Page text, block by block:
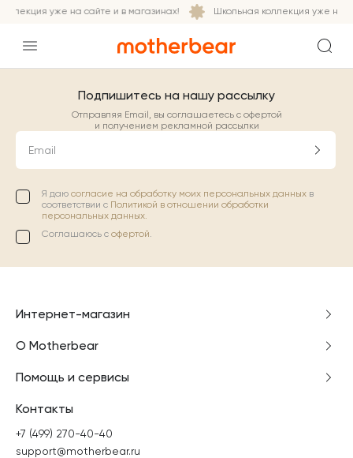
уже на сайте и в магазинах! Школьная коллекция уже на
Подпишитесь на нашу рассылку
Отправляя Email, вы соглашаетесь с офертой
и получением рекламной рассылки
Email
Я даю согласие на обработку моих персональных данных в
соответствии с Политикой в отношении обработки
персональных данных.
Соглашаюсь с офертой.
Интернет-магазин
О Motherbear
Помощь и сервисы
Контакты
+7 (499) 270-40-40
support@motherbear.ru